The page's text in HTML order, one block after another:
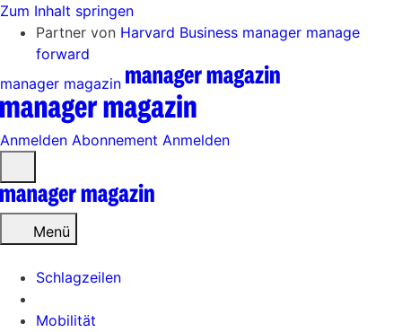
Zum Inhalt springen
Partner von Harvard Business manager manage
forward
manager magazin
Anmelden Abonnement Anmelden
öffnen
Menü
Schlagzeilen
Mobilität